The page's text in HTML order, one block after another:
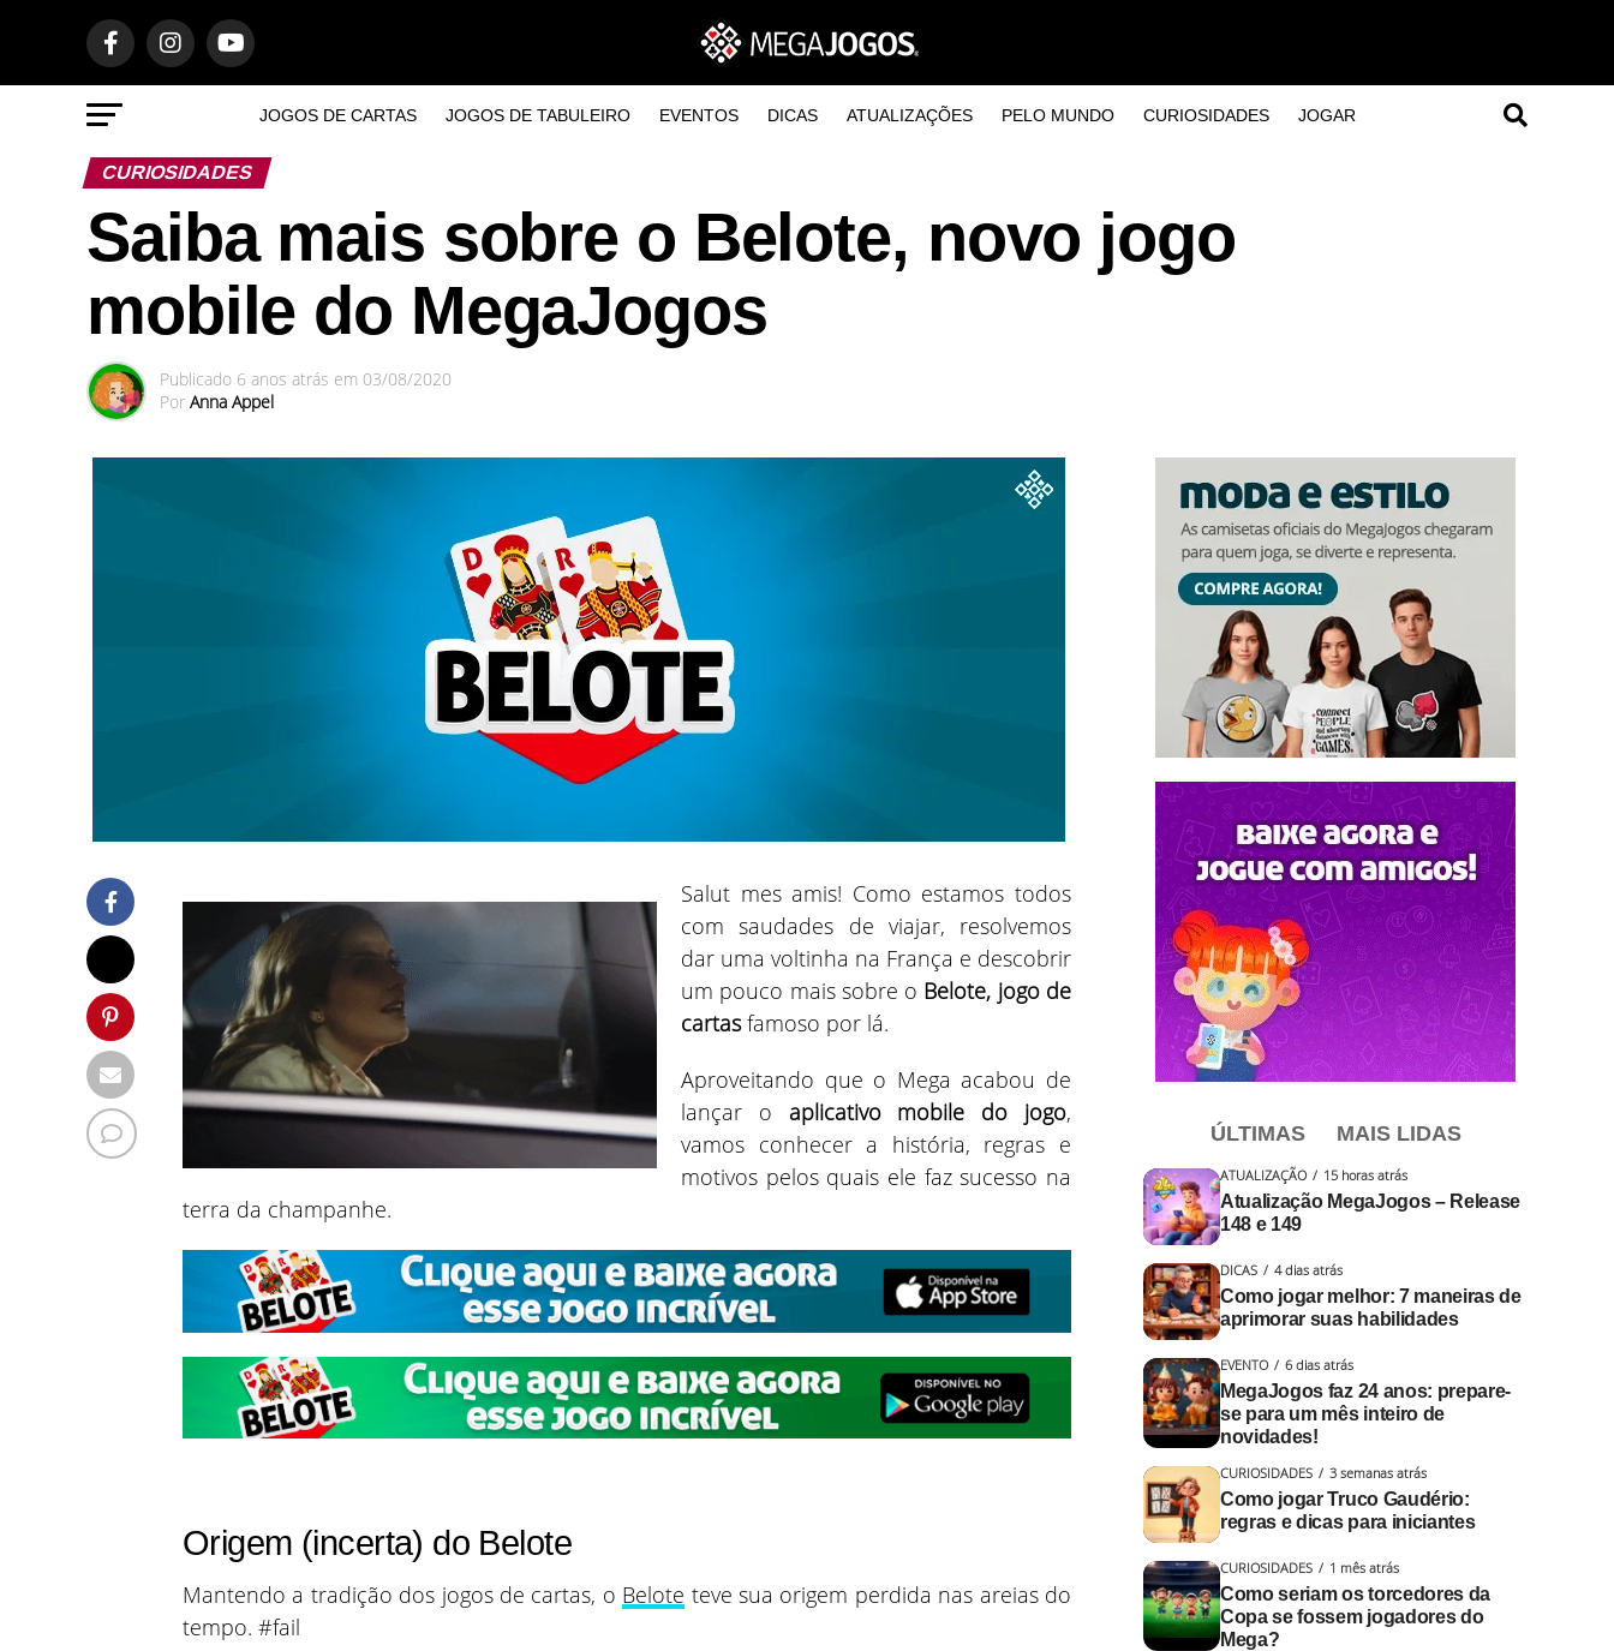
JOGOS DE CARTAS JOGOS DE TABULEIRO EVENTOS DICAS ATUALIZAÇÕES PELO MUNDO CURIOSIDADES JOGAR
CURIOSIDADES
Saiba mais sobre o Belote, novo jogo
mobile do MegaJogos
Publicado 6 anos atrás em 03/08/2020
Por Anna Appel
Salut mes amis! Como estamos todos
com saudades de viajar, resolvemos
dar uma voltinha na França e descobrir
um pouco mais sobre o Belote, jogo de
cartasfamoso por lá.
Aproveitando que o Mega acabou de
lançar o aplicativo mobile do jogo,
vamos conhecer a história, regras e
motivos pelos quais ele faz sucesso na
terra da champanhe.
Origem (incerta) do Belote
Mantendo a tradição dos jogos de cartas, o Belote teve sua origem perdida nas areias do
tempo. #fail
ÚLTIMAS MAIS LIDAS
ATUALIZAÇÃO 15 horas atrás
Atualização MegaJogos – Release
148 e 149
DICAS 4 dias atrás
Como jogar melhor: 7 maneiras de
aprimorar suas habilidades
EVENTO 6 dias atrás
MegaJogos faz 24 anos: prepare-
se para um mês inteiro de
novidades!
CURIOSIDADES 3 semanas atrás
Como jogar Truco Gaudério:
regras e dicas para iniciantes
CURIOSIDADES 1 mês atrás
Como seriam os torcedores da
Copa se fossem jogadores do
Mega?